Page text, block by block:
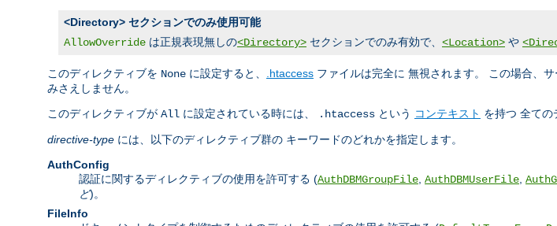
<Directory> セクションでのみ使用可能
AllowOverride は正規表現無しの<Directory> セクションでのみ有効で、 <Location> や
このディレクティブを None に設定すると、 .htaccess ファイルは完全に 無視されます。 この場合、
みさえしません。
このディレクティブが All に設定されている時には、 .htaccess という コンテキスト を持つ 全ての
directive-type には、以下のディレクティブ群の キーワードのどれかを指定します。
AuthConfig
認証に関するディレクティブの使用を許可する (AuthDBMGroupFile AuthDBMUserFile
ど)。
FileInfo